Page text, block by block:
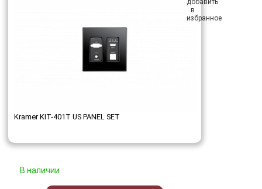
Kramer KIT-401T US PANEL SET
В наличии